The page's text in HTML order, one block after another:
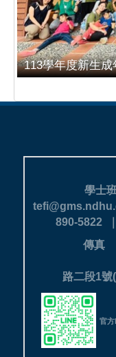
113學年度新生成
學士
890-5822
傳真
路二段1
官